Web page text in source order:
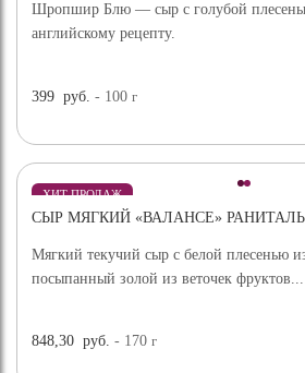
Шропшир Блю — сыр с голубой
английскому рецепту.
399 руб. - 100г
ХИТ ПРОДАЖ
СЫР МЯГКИЙ «ВАЛАНСЕ» РАНИТАЛЬ
Мягкий текучий сыр с белой плесенью
посыпанный золой из веточек
848,30 руб. - 170г